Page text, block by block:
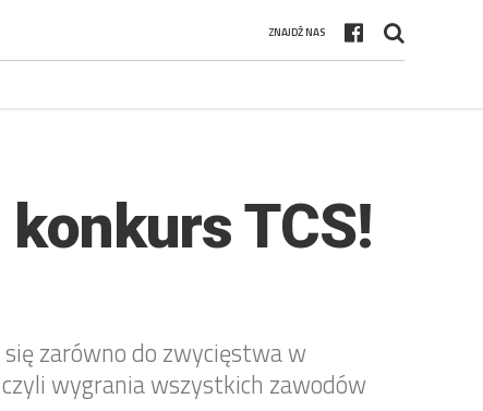
ZNAJDŹ NAS
TCS!
się zarówno do zwycięstwa w
wygrania wszystkich zawodów